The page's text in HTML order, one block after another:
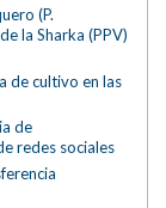
(P.
la Sharka (PPV)
de cultivo en las
de
redes sociales